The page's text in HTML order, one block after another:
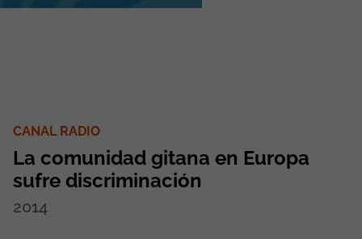
CANAL RADIO
La comunidad gitana en Europa
sufre discriminación
2014